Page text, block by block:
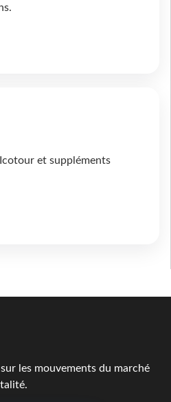
et suppléments
les mouvements du marché